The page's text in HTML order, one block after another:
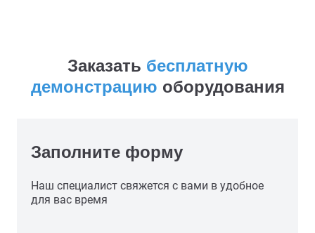
Заказать бесплатную
демонстрацию оборудования
Заполните форму
Наш специалист свяжется с вами в удобное
для вас время